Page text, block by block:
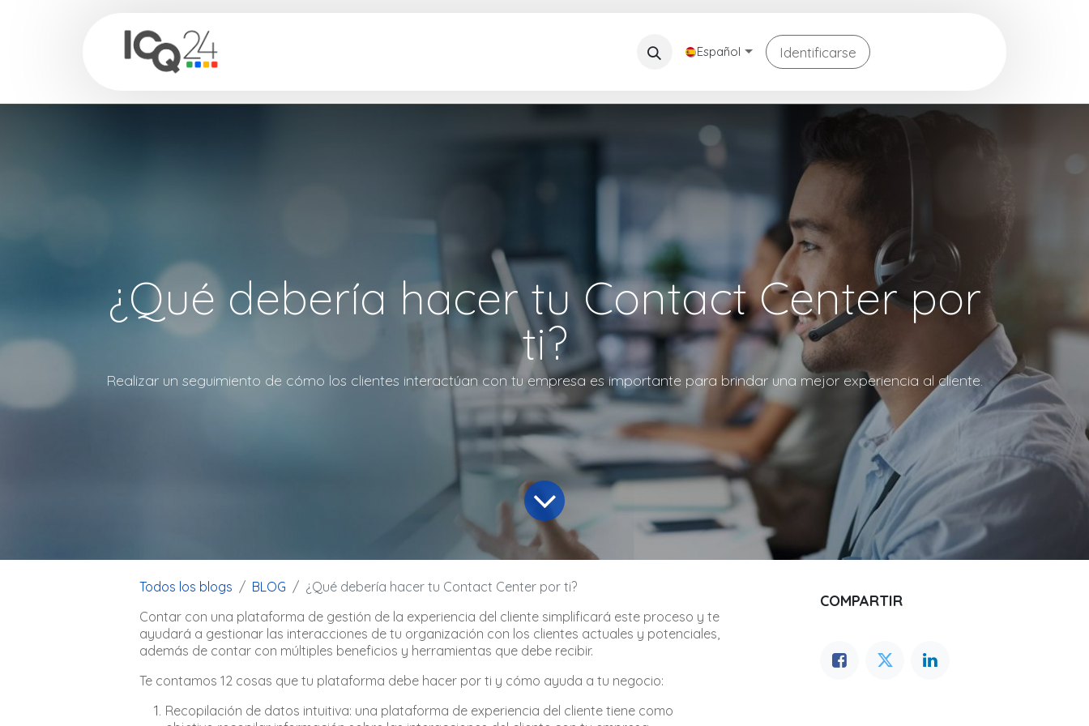
Español Identificarse
¿Qué debería hacer tu Contact Center por
ti?
Realizar un seguimiento de cómo los clientes interactúan con tu empresa es importante para brindar una mejor experiencia al cliente.
Todos los blogs BLOG
¿Qué debería hacer tu Contact Center por ti?
Contar con una plataforma de gestión de la experiencia del cliente simplificará este proceso y te
ayudará a gestionar las interacciones de tu organización con los clientes actuales y potenciales,
además de contar con múltiples beneficios y herramientas que debe recibir.
Te contamos 12 cosas que tu plataforma debe hacer por ti y cómo ayuda a tu negocio:
Recopilación de datos intuitiva: una plataforma de experiencia del cliente tiene como
COMPARTIR